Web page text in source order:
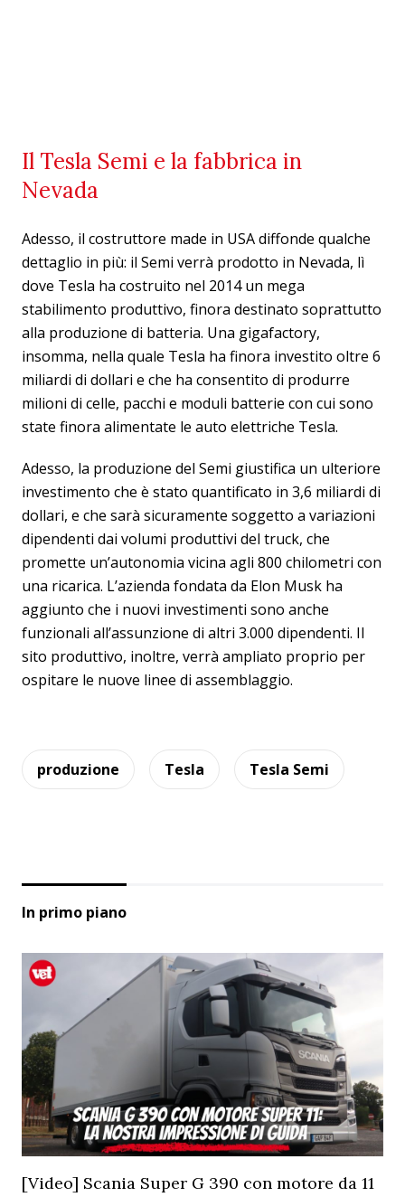
Il Tesla Semi e la fabbrica in
Nevada
Adesso, il costruttore made in USA diffonde qualche
dettaglio in più: il Semi verrà prodotto in Nevada, lì
dove Tesla ha costruito nel 2014 un mega
stabilimento produttivo, finora destinato soprattutto
alla produzione di batteria. Una gigafactory,
insomma, nella quale Tesla ha finora investito oltre 6
miliardi di dollari e che ha consentito di produrre
milioni di celle, pacchi e moduli batterie con cui sono
state finora alimentate le auto elettriche Tesla.
Adesso, la produzione del Semi giustifica un ulteriore
investimento che è stato quantificato in 3,6 miliardi di
dollari, e che sarà sicuramente soggetto a variazioni
dipendenti dai volumi produttivi del truck, che
promette un’autonomia vicina agli 800 chilometri con
una ricarica. L’azienda fondata da Elon Musk ha
aggiunto che i nuovi investimenti sono anche
funzionali all’assunzione di altri 3.000 dipendenti. Il
sito produttivo, inoltre, verrà ampliato proprio per
ospitare le nuove linee di assemblaggio.
produzione Tesla Tesla Semi
In primo piano
[Video] Scania Super G 390 con motore da 11